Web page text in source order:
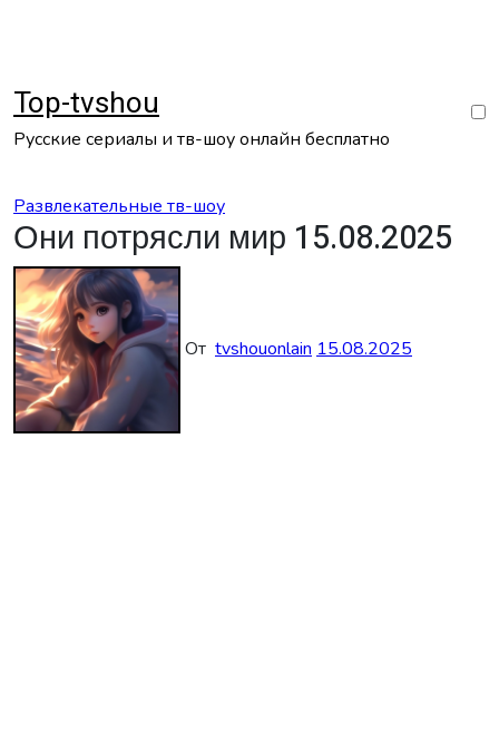
Top-tvshou
Русские сериалы и тв-шоу онлайн бесплатно
Развлекательные тв-шоу
Они потрясли мир 15.08.2025
От tvshouonlain 15.08.2025